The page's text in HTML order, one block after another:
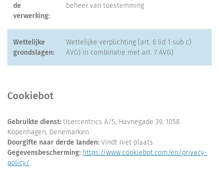
de
verwerking:
beheer van toestemming
Wettelijke
grondslagen:
Wettelijke verplichting (art. 6 lid 1 sub c)
AVG) in combinatie met art. 7 AVG)
Cookiebot
Gebruikte dienst: Usercentrics A/S, Havnegade 39, 1058
Kopenhagen, Denemarken
Doorgifte naar derde landen: Vindt niet plaats.
Gegevensbescherming: https://www.cookiebot.com/en/privacy-
policy/